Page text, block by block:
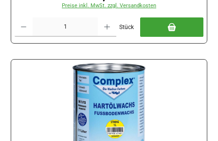
Preise inkl. MwSt. zzgl. Versandkosten
Stück